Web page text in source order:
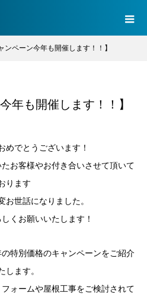
ンペーン今年も開催します！！】
年も開催します！！】
めでとうございます！
お客様やお付き合いさせて頂いて
ります
お世話になりました。
くお願いいたします！
特別価格のキャンペーンをご紹介
します。
ォームや屋根工事をご検討されて